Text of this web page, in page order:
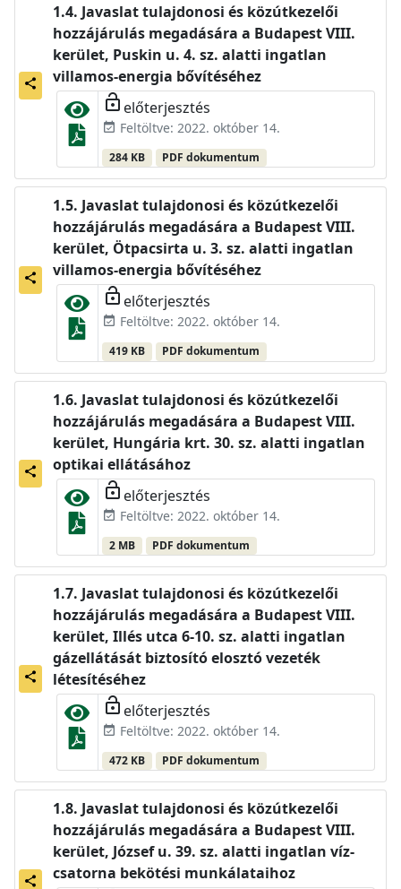
share
Javaslat tulajdonosi és közútkezelői
hozzájárulás megadására a Budapest VIII.
kerület, Puskin u. 4. sz. alatti ingatlan
villamos-energia bővítéséhez
lock_open előterjesztés
event_available Feltöltve: 2022. október 14.
284 KB PDF dokumentum
share
Javaslat tulajdonosi és közútkezelői
hozzájárulás megadására a Budapest VIII.
kerület, Ötpacsirta u. 3. sz. alatti ingatlan
villamos-energia bővítéséhez
lock_open előterjesztés
event_available Feltöltve: 2022. október 14.
419 KB PDF dokumentum
share
Javaslat tulajdonosi és közútkezelői
hozzájárulás megadására a Budapest VIII.
kerület, Hungária krt. 30. sz. alatti ingatlan
optikai ellátásához
lock_open előterjesztés
event_available Feltöltve: 2022. október 14.
2 MB PDF dokumentum
share
Javaslat tulajdonosi és közútkezelői
hozzájárulás megadására a Budapest VIII.
kerület, Illés utca 6-10. sz. alatti ingatlan
gázellátását biztosító elosztó vezeték
létesítéséhez
lock_open előterjesztés
event_available Feltöltve: 2022. október 14.
472 KB PDF dokumentum
share
Javaslat tulajdonosi és közútkezelői
hozzájárulás megadására a Budapest VIII.
kerület, József u. 39. sz. alatti ingatlan víz-
csatorna bekötési munkálataihoz